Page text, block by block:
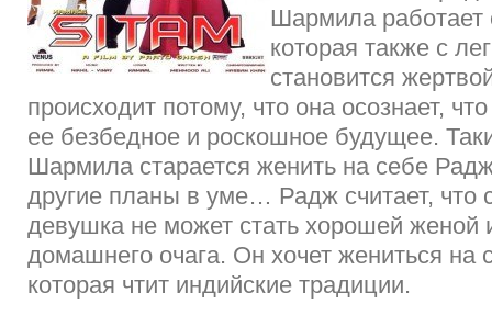
Шармила
которая также с
становится
происходит потому, что она осознает,
ее безбедное и роскошное будущее.
Шармила старается женить на себе
другие планы в уме… Радж считает, что
девушка не может стать хорошей женой
домашнего очага. Он хочет жениться на
которая чтит индийские традиции.